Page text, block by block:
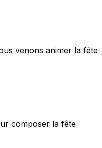
venons animer la fête
composer la fête